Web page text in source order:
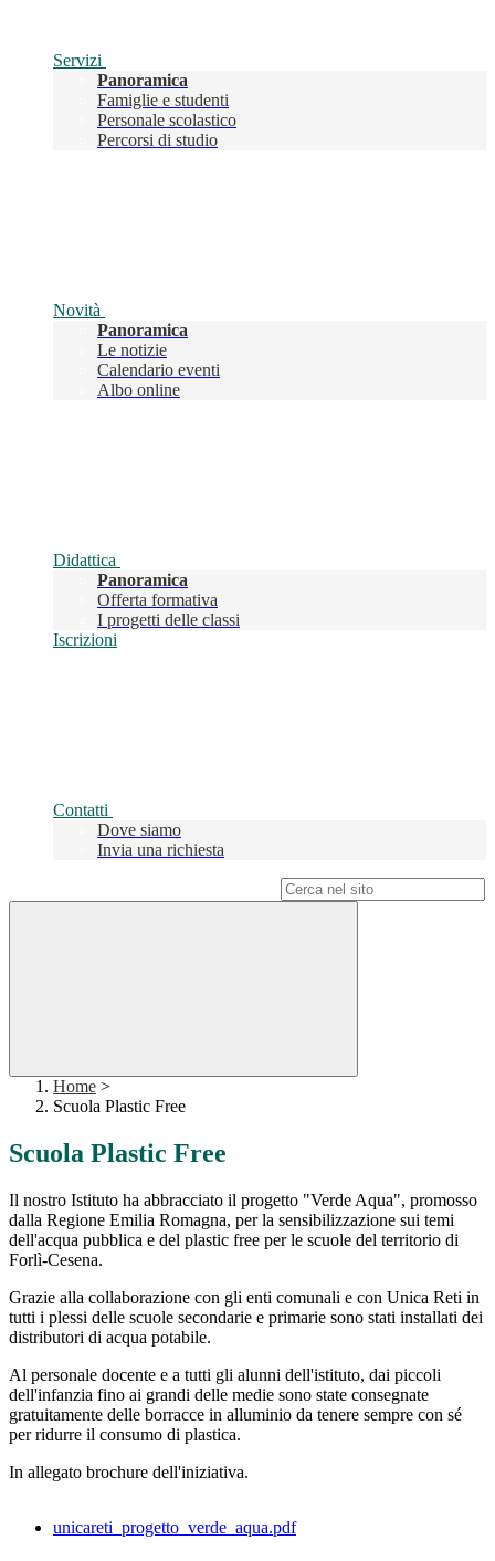
Servizi
Panoramica
Famiglie e studenti
Personale scolastico
Percorsi di studio
Novità
Panoramica
Le notizie
Calendario eventi
Albo online
Didattica
Panoramica
Offerta formativa
I progetti delle classi
Iscrizioni
Contatti
Dove siamo
Invia una richiesta
Home >
Scuola Plastic Free
Scuola Plastic Free
Il nostro Istituto ha abbracciato il progetto "Verde Aqua", promosso
dalla Regione Emilia Romagna, per la sensibilizzazione sui temi
dell'acqua pubblica e del plastic free per le scuole del territorio di
Forlì-Cesena.
Grazie alla collaborazione con gli enti comunali e con Unica Reti in
tutti i plessi delle scuole secondarie e primarie sono stati installati dei
distributori di acqua potabile.
Al personale docente e a tutti gli alunni dell'istituto, dai piccoli
dell'infanzia fino ai grandi delle medie sono state consegnate
gratuitamente delle borracce in alluminio da tenere sempre con sé
per ridurre il consumo di plastica.
In allegato brochure dell'iniziativa.
unicareti_progetto_verde_aqua.pdf